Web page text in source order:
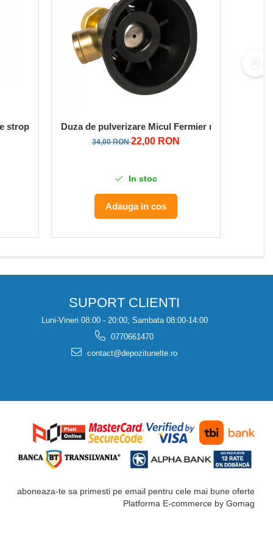
MICUL FERMIER, GF-0656, 8 Ah
Duza de pulverizare Micul Fermier reglabila,
34,00 RON22,00 RON
In stoc
Adauga in cos
SUPORT CLIENTI
Luni-Vineri 08:00 - 20:00; Sambata 08:00-14:00
0770661470
contact@depozitunelte.ro
aboneaza-te sa primesti pe email pentru cele mai bune oferte
Platforma E-commerce by Gomag